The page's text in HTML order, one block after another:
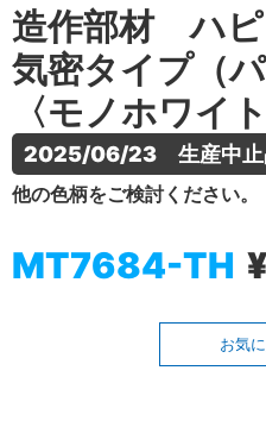
造作部材 ハ
気密タイプ（
〈モノホワイト
2025/06/23　生産中止
他の色柄をご検討ください。
MT7684-TH
お気